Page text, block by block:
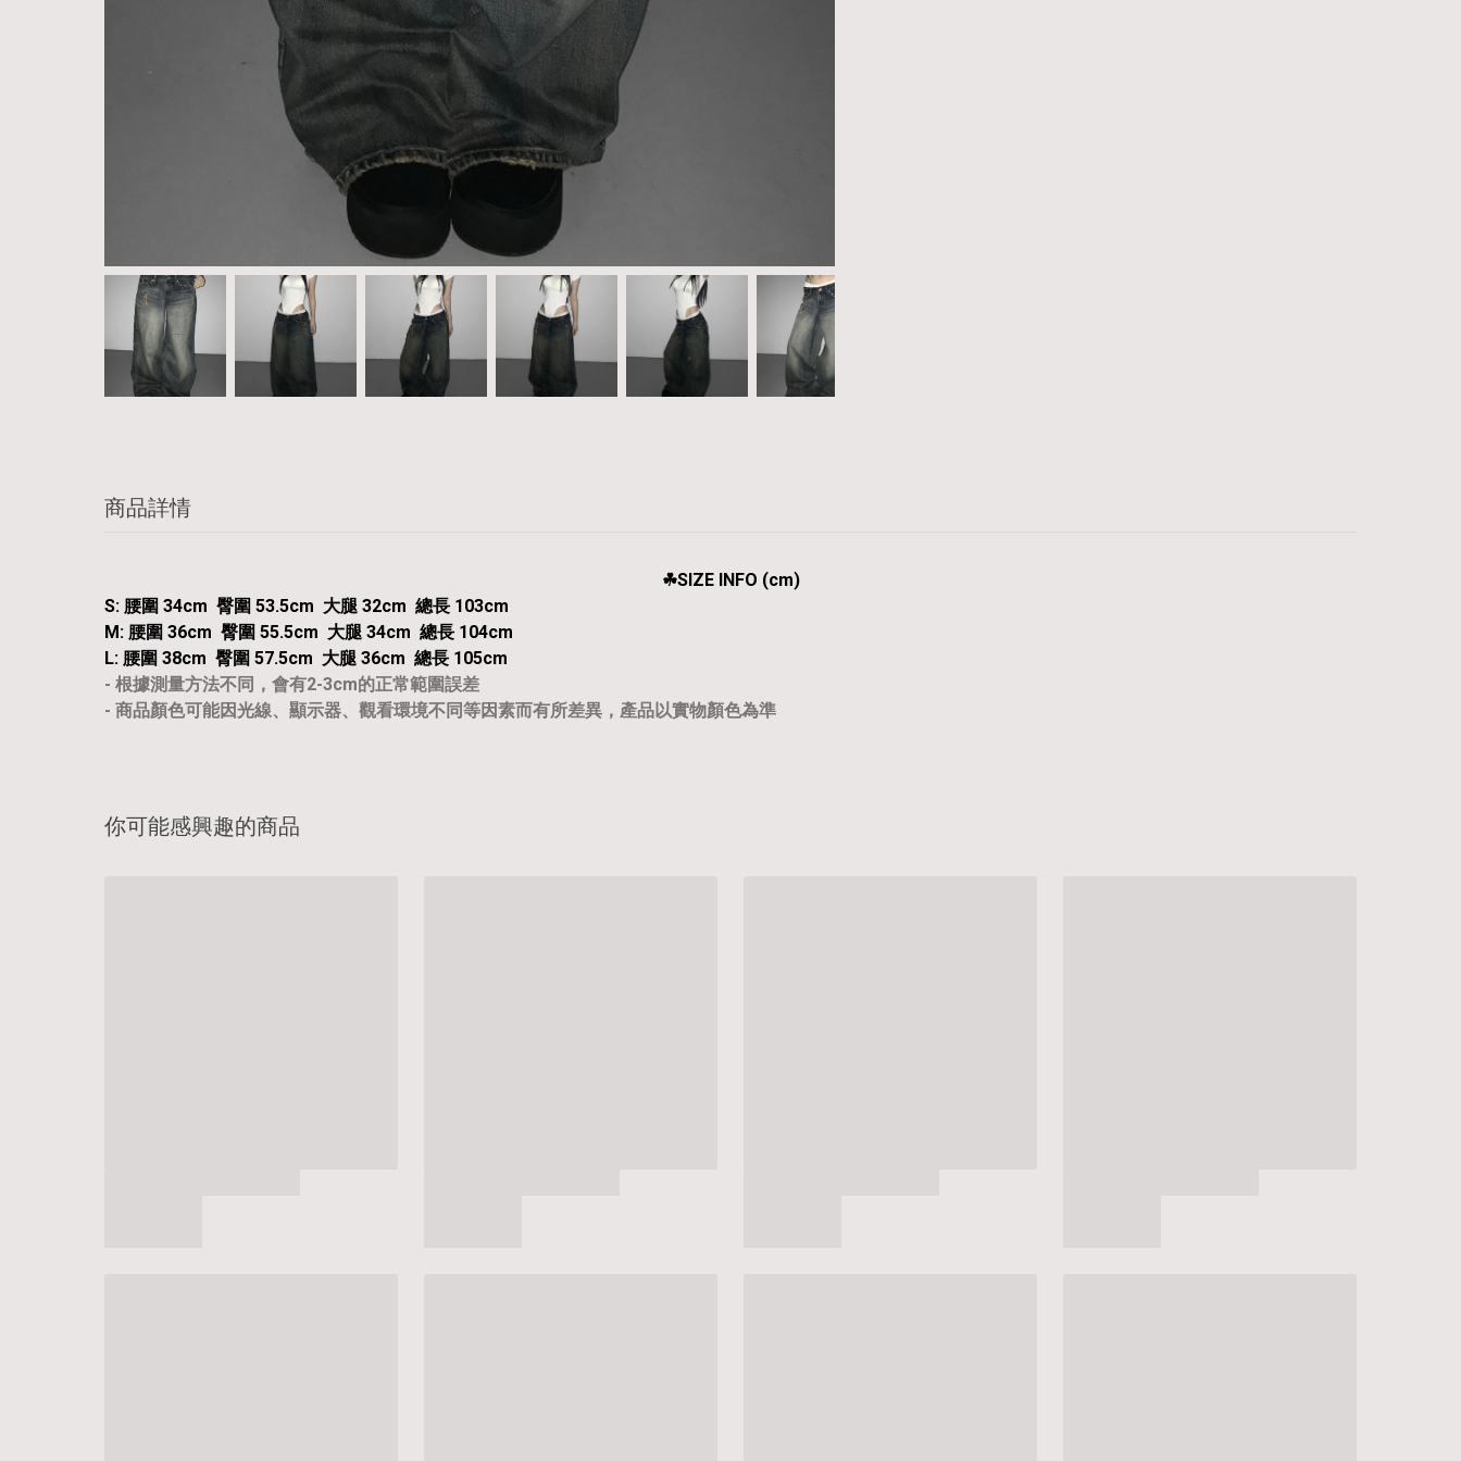
商品詳情
☘︎SIZE INFO (cm)
S: 腰圍 34cm 臀圍 53.5cm 大腿 32cm 總長 103cm
M: 腰圍 36cm 臀圍 55.5cm 大腿 34cm 總長 104cm
L: 腰圍 38cm 臀圍 57.5cm 大腿 36cm 總長 105cm
- 根據測量方法不同，會有2-3cm的正常範圍誤差
- 商品顏色可能因光線、顯示器、觀看環境不同等因素而有所差異，產品以實物顏色為準
你可能感興趣的商品